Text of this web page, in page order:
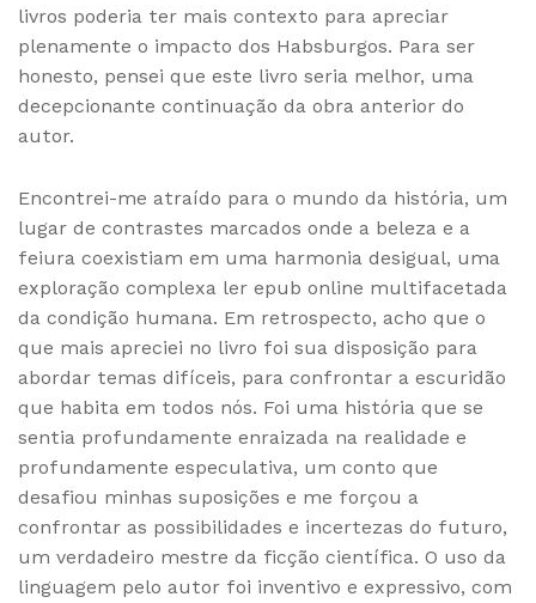
livros poderia ter mais contexto para apreciar
plenamente o impacto dos Habsburgos. Para ser
honesto, pensei que este livro seria melhor, uma
decepcionante continuação da obra anterior do
autor.
Encontrei-me atraído para o mundo da história, um
lugar de contrastes marcados onde a beleza e a
feiura coexistiam em uma harmonia desigual, uma
exploração complexa ler epub online multifacetada
da condição humana. Em retrospecto, acho que o
que mais apreciei no livro foi sua disposição para
abordar temas difíceis, para confrontar a escuridão
que habita em todos nós. Foi uma história que se
sentia profundamente enraizada na realidade e
profundamente especulativa, um conto que
desafiou minhas suposições e me forçou a
confrontar as possibilidades e incertezas do futuro,
um verdadeiro mestre da ficção científica. O uso da
linguagem pelo autor foi inventivo e expressivo, com